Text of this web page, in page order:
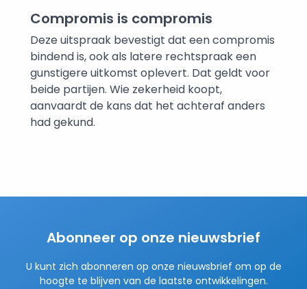
Compromis is compromis
Deze uitspraak bevestigt dat een compromis
bindend is, ook als latere rechtspraak een
gunstigere uitkomst oplevert. Dat geldt voor
beide partijen. Wie zekerheid koopt,
aanvaardt de kans dat het achteraf anders
had gekund.
Abonneer op onze nieuwsbrief
U kunt zich abonneren op onze nieuwsbrief om op de
hoogte te blijven van de laatste ontwikkelingen.